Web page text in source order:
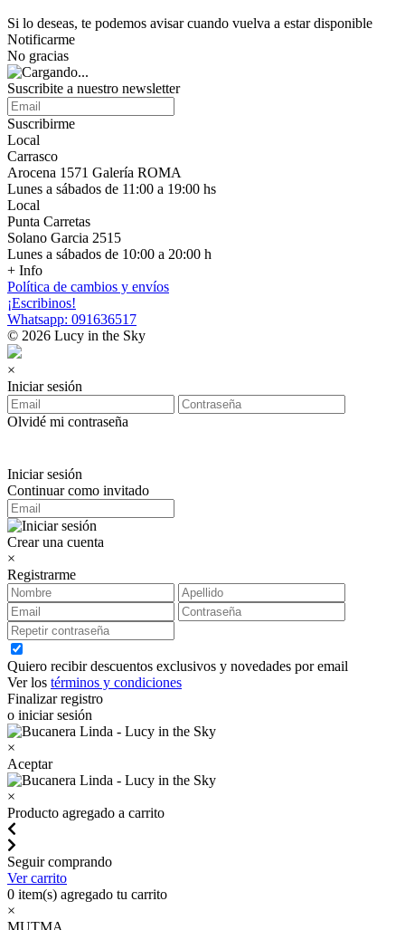
Si lo deseas, te podemos avisar cuando vuelva a estar disponible
Notificarme
No gracias
Suscribite a nuestro newsletter
Suscribirme
Local
Carrasco
Arocena 1571 Galería ROMA
Lunes a sábados de 11:00 a 19:00 hs
Local
Punta Carretas
Solano Garcia 2515
Lunes a sábados de 10:00 a 20:00 h
+ Info
Política de cambios y envíos
¡Escribinos!
Whatsapp: 091636517
© 2026 Lucy in the Sky
×
Iniciar sesión
Olvidé mi contraseña
Iniciar sesión
Continuar como invitado
Crear una cuenta
×
Registrarme
Quiero recibir descuentos exclusivos y novedades por email
Ver los términos y condiciones
Finalizar registro
o iniciar sesión
×
Aceptar
×
Producto agregado a carrito
Seguir comprando
Ver carrito
0 item(s) agregado tu carrito
×